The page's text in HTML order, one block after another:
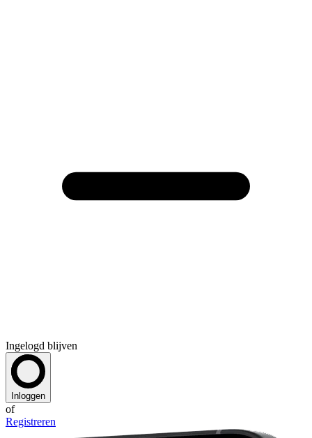
Ingelogd blijven
Inloggen
of
Registreren